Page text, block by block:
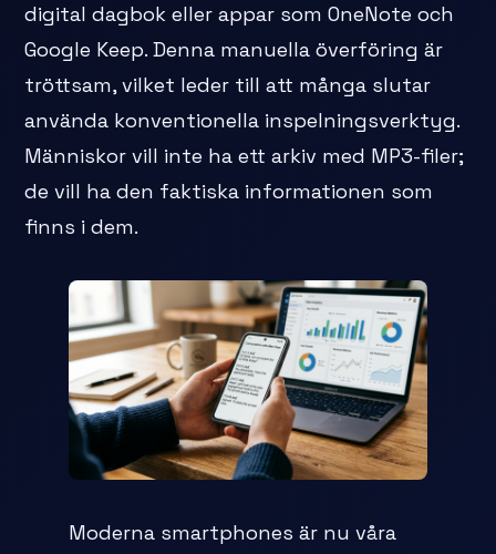
digital dagbok eller appar som OneNote och
Google Keep. Denna manuella överföring är
tröttsam, vilket leder till att många slutar
använda konventionella inspelningsverktyg.
Människor vill inte ha ett arkiv med MP3-filer;
de vill ha den faktiska informationen som
finns i dem.
Moderna smartphones är nu våra